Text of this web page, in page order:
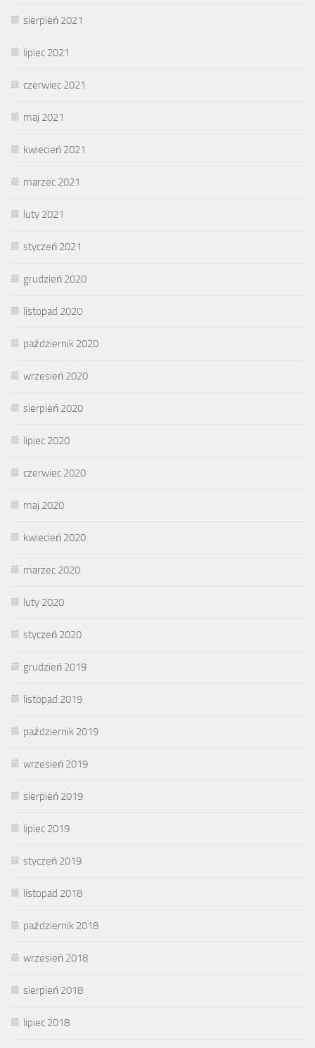
sierpień 2021
lipiec 2021
czerwiec 2021
maj 2021
kwiecień 2021
marzec 2021
luty 2021
styczeń 2021
grudzień 2020
listopad 2020
październik 2020
wrzesień 2020
sierpień 2020
lipiec 2020
czerwiec 2020
maj 2020
kwiecień 2020
marzec 2020
luty 2020
styczeń 2020
grudzień 2019
listopad 2019
październik 2019
wrzesień 2019
sierpień 2019
lipiec 2019
styczeń 2019
listopad 2018
październik 2018
wrzesień 2018
sierpień 2018
lipiec 2018